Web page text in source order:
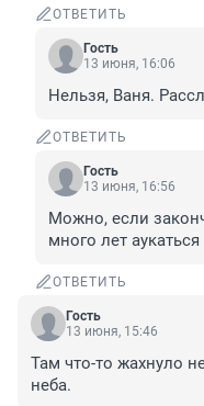
ОТВЕТИТЬ
Гость
13 июня, 16:06
Нельзя, Ваня.
ОТВЕТИТЬ
Гость
13 июня, 16:56
Можно, если
много лет аукаться
ОТВЕТИТЬ
Гость
13 июня, 15:46
Там что-то жахнуло
неба.